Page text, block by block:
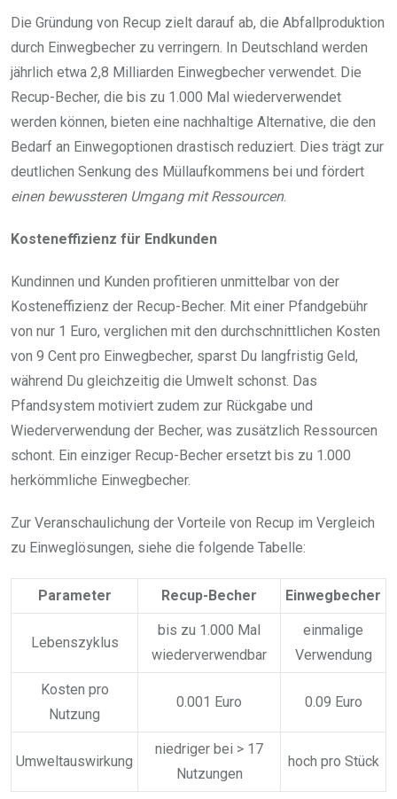
Die Gründung von Recup zielt darauf ab, die Abfallproduktion
durch Einwegbecher zu verringern. In Deutschland werden
jährlich etwa 2,8 Milliarden Einwegbecher verwendet. Die
Recup-Becher, die bis zu 1.000 Mal wiederverwendet
werden können, bieten eine nachhaltige Alternative, die den
Bedarf an Einwegoptionen drastisch reduziert. Dies trägt zur
deutlichen Senkung des Müllaufkommens bei und fördert
einen bewussteren Umgang mit Ressourcen.
Kosteneffizienz für Endkunden
Kundinnen und Kunden profitieren unmittelbar von der
Kosteneffizienz der Recup-Becher. Mit einer Pfandgebühr
von nur 1 Euro, verglichen mit den durchschnittlichen Kosten
von 9 Cent pro Einwegbecher, sparst Du langfristig Geld,
während Du gleichzeitig die Umwelt schonst. Das
Pfandsystem motiviert zudem zur Rückgabe und
Wiederverwendung der Becher, was zusätzlich Ressourcen
schont. Ein einziger Recup-Becher ersetzt bis zu 1.000
herkömmliche Einwegbecher.
Zur Veranschaulichung der Vorteile von Recup im Vergleich
zu Einweglösungen, siehe die folgende Tabelle:
Parameter Recup-Becher Einwegbecher
Lebenszyklus
bis zu 1.000 Mal
wiederverwendbar
einmalige
Verwendung
Kosten pro
Nutzung
0.001 Euro 0.09 Euro
Umweltauswirkung
niedriger bei > 17
Nutzungen
hoch pro Stück